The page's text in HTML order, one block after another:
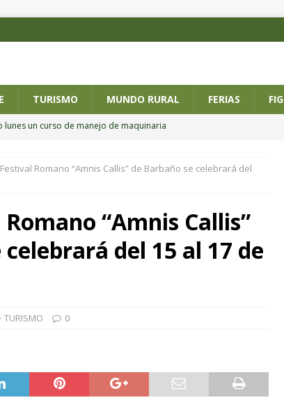
TURISMO MUNDO RURAL FERIAS FIG
lunes un curso de manejo de maquinaria
altos cargos del Ministerio de Agricultura,
al riego por inundación en el cultivo del
familiar son la base del futuro para
ministros de Agricultura de la Unión Europea
Festival Romano “Amnis Callis” de Barbaño se celebrará del
“Amnis Callis”
del 15 al 17 de
TURISMO 0